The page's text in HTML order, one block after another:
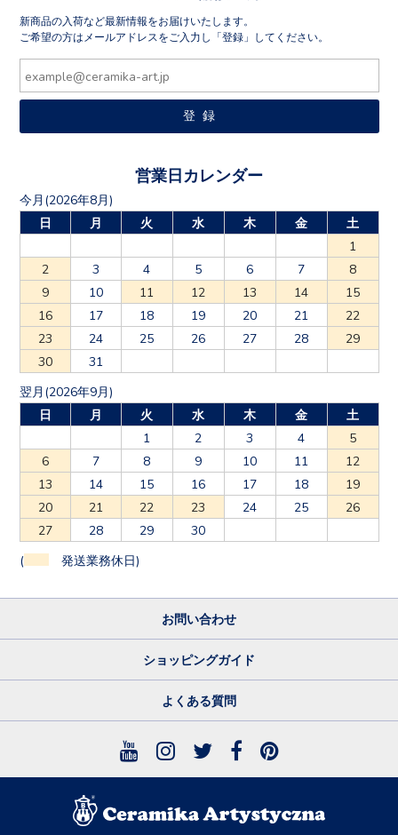
新商品の入荷など最新情報をお届けいたします。
ご希望の方はメールアドレスをご入力し「登録」してください。
営業日カレンダー
今月(2026年8月)
日
月 火 水 木 金
土
1
2
3 4 5 6 7
8
9
10 11 12 13 14
15
16
17 18 19 20 21
22
23
24 25 26 27 28
29
30
31
翌月(2026年9月)
日
月 火 水 木 金
土
1
2 3 4
5
6
7 8 9 10 11
12
13
14 15 16 17 18
19
20
21 22 23 24 25
26
27
28 29 30
( 発送業務休日)
お問い合わせ
ショッピングガイド
よくある質問